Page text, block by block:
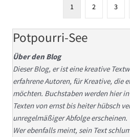
1 2 3
Potpourri-See
Über den Blog
Dieser Blog, er ist eine kreative
erfahrene Autoren, für Kreative, die
möchten. Buchstaben werden hier
Texten von ernst bis heiter hübsch
unregelmäßiger Abfolge erscheinen.
Wer ebenfalls meint, sein Text